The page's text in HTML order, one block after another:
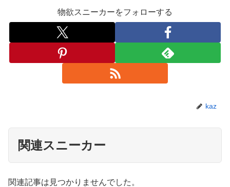
物欲スニーカーをフォローする
kaz
関連スニーカー
関連記事は見つかりませんでした。